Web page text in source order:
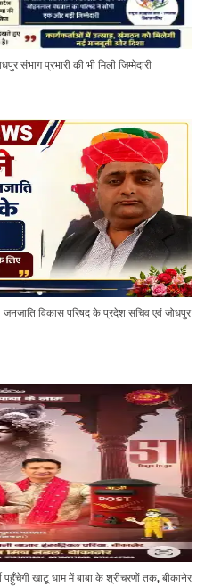
संभाग प्रभारी की भी मिली जिम्मेदारी
विकास परिषद के प्रदेश सचिव एवं जोधपुर
खाटू धाम में बाबा के श्रीचरणों तक, बीकानेर